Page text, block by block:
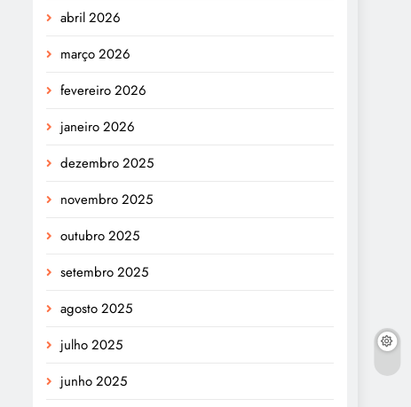
abril 2026
março 2026
fevereiro 2026
janeiro 2026
dezembro 2025
novembro 2025
outubro 2025
setembro 2025
agosto 2025
julho 2025
junho 2025